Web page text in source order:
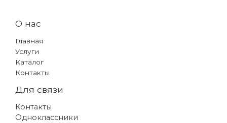
О нас
Главная
Услуги
Каталог
Контакты
Для связи
Контакты
Одноклассники